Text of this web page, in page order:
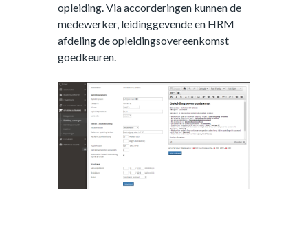
opleiding. Via accorderingen kunnen de
medewerker, leidinggevende en HRM
afdeling de opleidingsovereenkomst
goedkeuren.